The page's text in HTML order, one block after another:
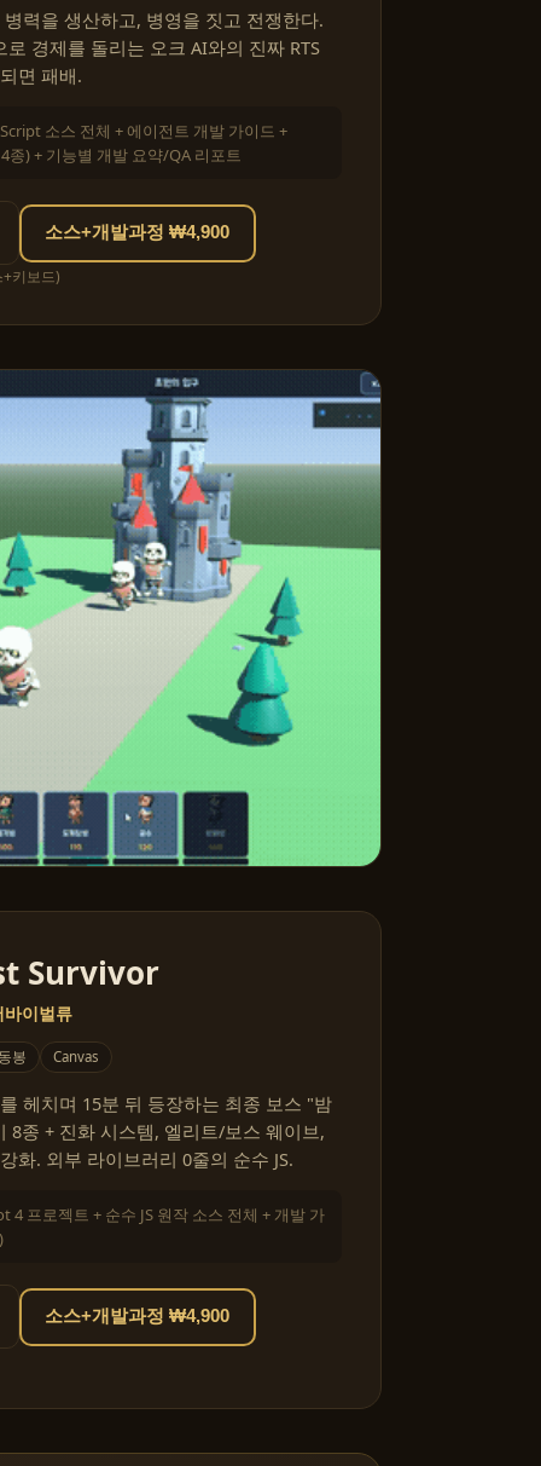
력을 생산하고, 병영을 짓고 전쟁한다.
경제를 돌리는 오크 AI와의 진짜 RTS
면 패배.
소스 전체 + 에이전트 개발 가이드 +
종) + 기능별 개발 요약/QA 리포트
소스+개발과정 ₩4,900
키보드)
Survivor
이벌류
봉 Canvas
헤치며 15분 뒤 등장하는 최종 보스 "밤
8종 + 진화 시스템, 엘리트/보스 웨이브,
화. 외부 라이브러리 0줄의 순수 JS.
4 프로젝트 + 순수 JS 원작 소스 전체 + 개발 가
소스+개발과정 ₩4,900